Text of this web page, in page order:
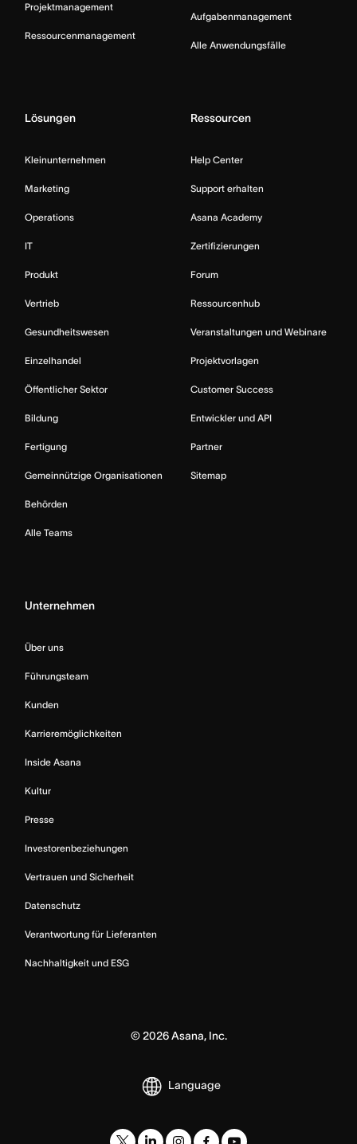
Projektmanagement
Ressourcenmanagement
Aufgabenmanagement
Alle Anwendungsfälle
Lösungen
Kleinunternehmen
Marketing
Operations
IT
Produkt
Vertrieb
Gesundheitswesen
Einzelhandel
Öffentlicher Sektor
Bildung
Fertigung
Gemeinnützige Organisationen
Behörden
Alle Teams
Ressourcen
Help Center
Support erhalten
Asana Academy
Zertifizierungen
Forum
Ressourcenhub
Veranstaltungen und Webinare
Projektvorlagen
Customer Success
Entwickler und API
Partner
Sitemap
Unternehmen
Über uns
Führungsteam
Kunden
Karrieremöglichkeiten
Inside Asana
Kultur
Presse
Investorenbeziehungen
Vertrauen und Sicherheit
Datenschutz
Verantwortung für Lieferanten
Nachhaltigkeit und ESG
© 2026Asana, Inc.
Language